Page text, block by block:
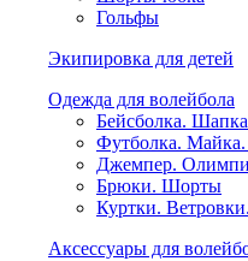
Гольфы
Экипировка для детей
Одежда для волейбола
Бейсболка.
Футболка.
Джемпер.
Брюки. Шорты
Куртки.
Аксессуары для